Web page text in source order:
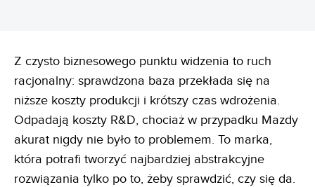
Z czysto biznesowego punktu widzenia to ruch
racjonalny: sprawdzona baza przekłada się na
niższe koszty produkcji i krótszy czas wdrożenia.
Odpadają koszty R&D, chociaż w przypadku Mazdy
akurat nigdy nie było to problemem. To marka,
która potrafi tworzyć najbardziej abstrakcyjne
rozwiązania tylko po to, żeby sprawdzić, czy się da.